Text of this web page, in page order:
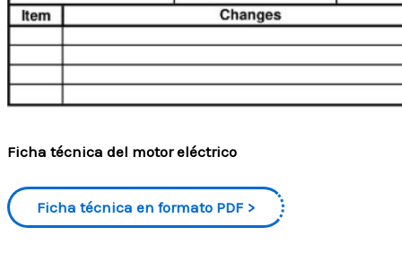
Ficha técnica del motor eléctrico
Ficha técnica en formato PDF